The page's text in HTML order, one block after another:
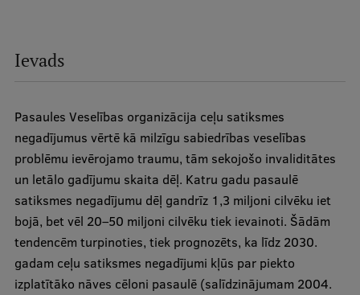
Aula
Ģerbonis
Projekti
Reitingi
Virtuālā tūre
Ilgtspējīga attīstība
Studiju un vides pieejamība
Ievads
Pasaules Veselības organizācija ceļu satiksmes
negadījumus vērtē kā milzīgu sabiedrības veselības
problēmu ievērojamo traumu, tām sekojošo invaliditātes
un letālo gadījumu skaita dēļ. Katru gadu pasaulē
satiksmes negadījumu dēļ gandrīz 1,3 miljoni cilvēku iet
bojā, bet vēl 20–50 miljoni cilvēku tiek ievainoti. Šādām
tendencēm turpinoties, tiek prognozēts, ka līdz 2030.
gadam ceļu satiksmes negadījumi kļūs par piekto
izplatītāko nāves cēloni pasaulē (salīdzinājumam 2004.